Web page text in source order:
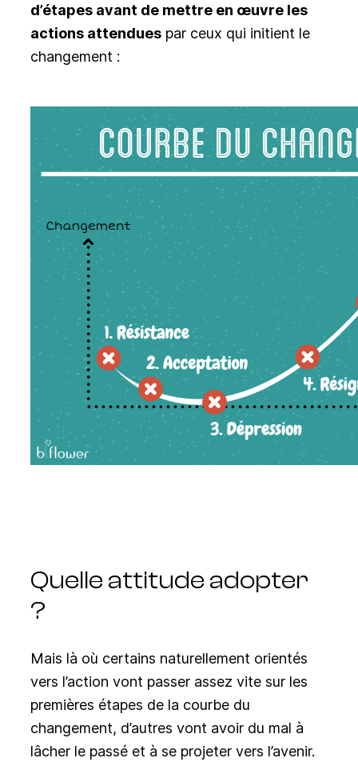
d’étapes avant de mettre en œuvre les
actions attendues par ceux qui initient le
changement :
Quelle attitude adopter
?
Mais là où certains naturellement orientés
vers l’action vont passer assez vite sur les
premières étapes de la courbe du
changement, d’autres vont avoir du mal à
lâcher le passé et à se projeter vers l’avenir.